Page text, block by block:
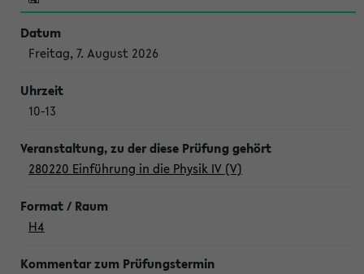
Freitag, 7. August 2026
10-13
280220 Einführung in die Physik IV (V)
H4